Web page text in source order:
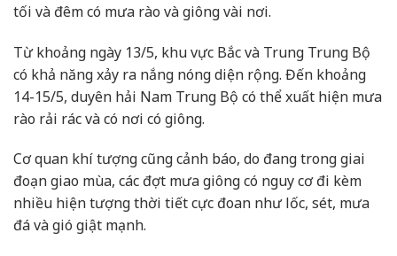
tối và đêm có mưa rào và giông vài nơi.
Từ khoảng ngày 13/5, khu vực Bắc và Trung Trung Bộ
có khả năng xảy ra nắng nóng diện rộng. Đến khoảng
14-15/5, duyên hải Nam Trung Bộ có thể xuất hiện mưa
rào rải rác và có nơi có giông.
Cơ quan khí tượng cũng cảnh báo, do đang trong giai
đoạn giao mùa, các đợt mưa giông có nguy cơ đi kèm
nhiều hiện tượng thời tiết cực đoan như lốc, sét, mưa
đá và gió giật mạnh.